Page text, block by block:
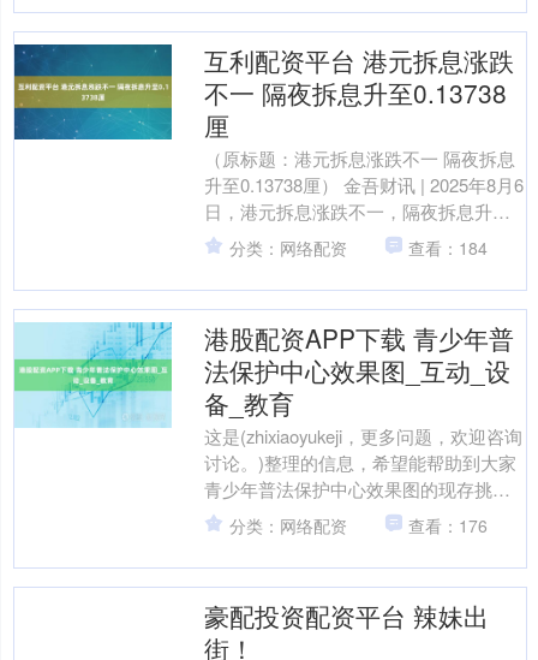
互利配资平台 港元拆息涨跌
不一 隔夜拆息升至0.13738
厘
（原标题：港元拆息涨跌不一 隔夜拆息
升至0.13738厘） 金吾财讯 | 2025年8月6
日，港元拆息涨跌不一，隔夜拆息升至
0.13738厘；1星期拆息跌至0.....
分类：网络配资 查看：184
港股配资APP下载 青少年普
法保护中心效果图_互动_设
备_教育
这是(zhixiaoyukeji，更多问题，欢迎咨询
讨论。)整理的信息，希望能帮助到大家
青少年普法保护中心效果图的现存挑战
与未来展望 在当今信息化、数字化高
速....
分类：网络配资 查看：176
豪配投资配资平台 辣妹出
街！